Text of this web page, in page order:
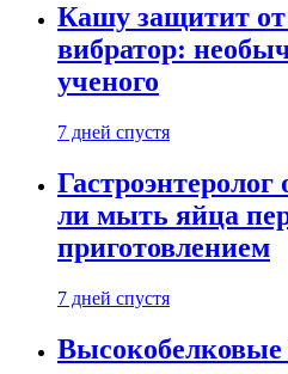
Кашу защитит
вибратор:
ученого
7 дней спустя
ли мыть яйца
приготовлением
7 дней спустя
Высокобелковые